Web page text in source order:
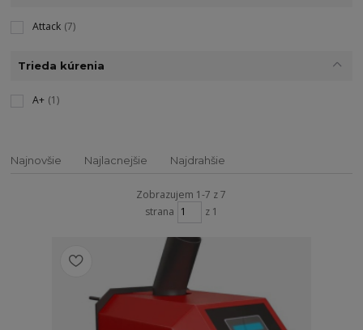
Attack (7)
Trieda kúrenia
A+ (1)
Najnovšie Najlacnejšie Najdrahšie
Zobrazujem 1-7 z 7
strana
z 1